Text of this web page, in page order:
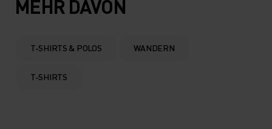
0°
-5°
MEHR DAVON
T-SHIRTS & POLOS WANDERN
T-SHIRTS